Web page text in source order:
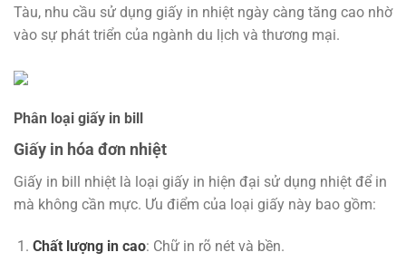
Tàu, nhu cầu sử dụng giấy in nhiệt ngày càng tăng cao nhờ
vào sự phát triển của ngành du lịch và thương mại.
Phân loại giấy in bill
Giấy in hóa đơn nhiệt
Giấy in bill nhiệt là loại giấy in hiện đại sử dụng nhiệt để in
mà không cần mực. Ưu điểm của loại giấy này bao gồm:
Chất lượng in cao: Chữ in rõ nét và bền.